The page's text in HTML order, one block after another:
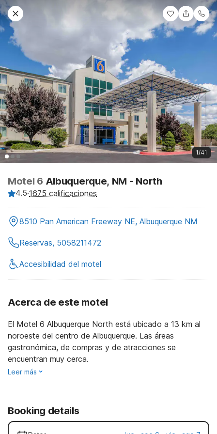
1/41
Motel 6 Albuquerque, NM - North
4.5·1675 calificaciones
8510 Pan American Freeway NE, Albuquerque NM
Reservas, 5058211472
Accesibilidad del motel
Acerca de este motel
El Motel 6 Albuquerque North está ubicado a 13 km al
noroeste del centro de Albuquerque. Las áreas
gastronómica, de compras y de atracciones se
encuentran muy cerca.
Leer más
Booking details